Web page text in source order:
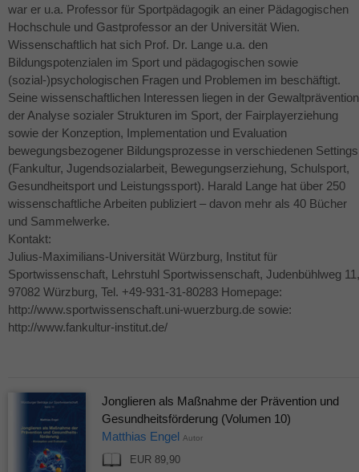
war er u.a. Professor für Sportpädagogik an einer Pädagogischen
Hochschule und Gastprofessor an der Universität Wien.
Wissenschaftlich hat sich Prof. Dr. Lange u.a. den
Bildungspotenzialen im Sport und pädagogischen sowie
(sozial-)psychologischen Fragen und Problemen im beschäftigt.
Seine wissenschaftlichen Interessen liegen in der
der Analyse sozialer Strukturen im Sport, der Fairplayerziehung
sowie der Konzeption, Implementation und Evaluation
bewegungsbezogener Bildungsprozesse in verschiedenen Settings
(Fankultur, Jugendsozialarbeit, Bewegungserziehung, Schulsport,
Gesundheitsport und Leistungssport). Harald Lange hat über 250
wissenschaftliche Arbeiten publiziert – davon mehr als 40 Bücher
und Sammelwerke.
Kontakt:
Julius-Maximilians-Universität Würzburg, Institut für
Sportwissenschaft, Lehrstuhl Sportwissenschaft, Judenbühlweg 11,
97082 Würzburg, Tel. +49-931-31-80283 Homepage:
http://www.sportwissenschaft.uni-wuerzburg.de sowie:
http://www.fankultur-institut.de/
Jonglieren als Maßnahme der Prävention und
Gesundheitsförderung (Volumen 10)
Matthias Engel Autor
EUR 89,90